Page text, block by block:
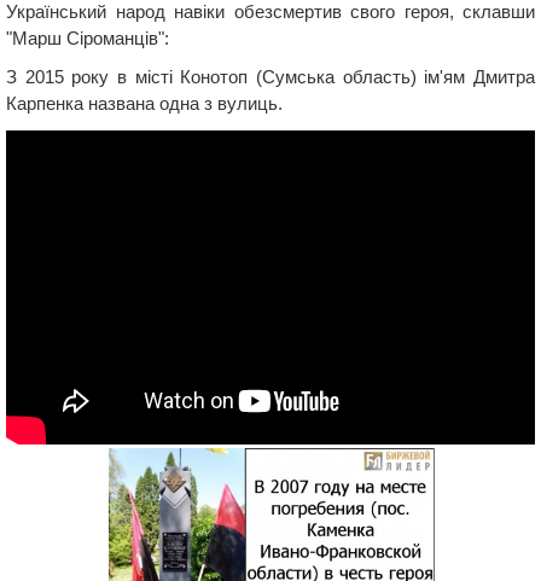
Український народ навіки обезсмертив свого героя, склавши
"Марш Сіроманців":
З 2015 року в місті Конотоп (Сумська область) ім'ям Дмитра
Карпенка названа одна з вулиць.